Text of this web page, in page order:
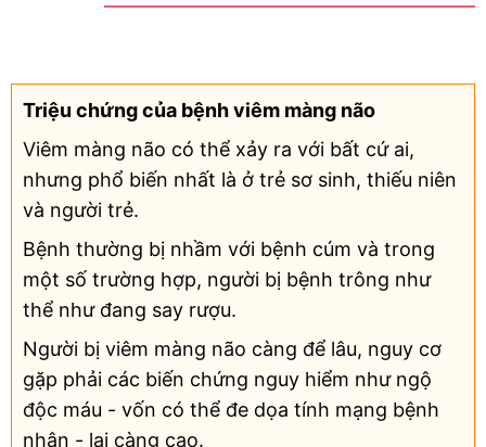
Triệu chứng của bệnh viêm màng não
Viêm màng não có thể xảy ra với bất cứ ai,
nhưng phổ biến nhất là ở trẻ sơ sinh, thiếu niên
và người trẻ.
Bệnh thường bị nhầm với bệnh cúm và trong
một số trường hợp, người bị bệnh trông như
thể như đang say rượu.
Người bị viêm màng não càng để lâu, nguy cơ
gặp phải các biến chứng nguy hiểm như ngộ
độc máu - vốn có thể đe dọa tính mạng bệnh
nhân - lại càng cao.